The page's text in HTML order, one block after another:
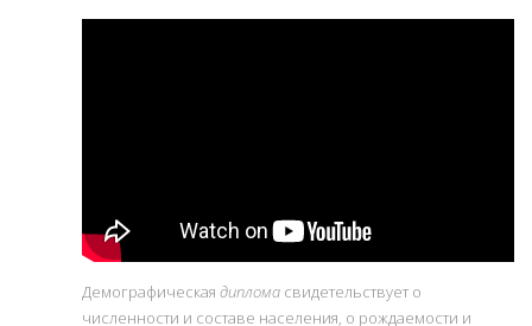
Демографическая диплома свидетельствует о
численности и составе населения, о рождаемости и